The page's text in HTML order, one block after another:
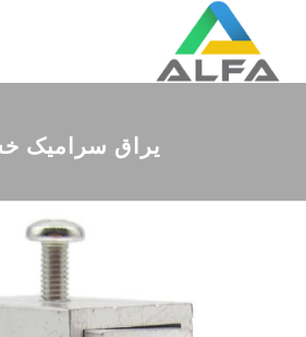
یراق سرامیک خشک